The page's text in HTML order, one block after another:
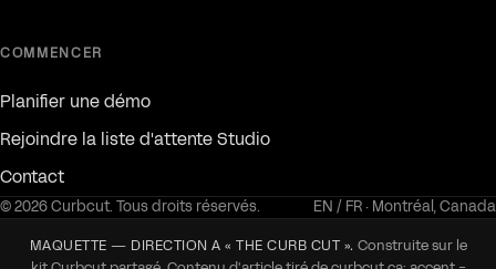
COMMENCER
Planifier une démo
Rejoindre la liste d'attente Studio
Contact
© 2026 Curbcut. Tous droits réservés. EN / FR · Montréal, Canada
MAQUETTE — DIRECTION A « THE CURB CUT ». Construite sur le